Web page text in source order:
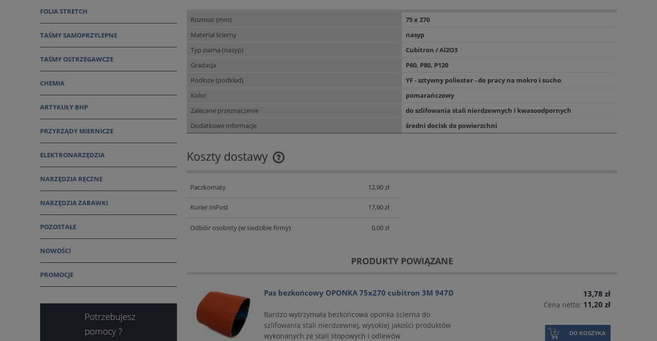
FOLIA STRETCH
TAŚMY SAMOPRZYLEPNE
TAŚMY OSTRZEGAWCZE
CHEMIA
ARTYKUŁY BHP
PRZYRZĄDY MIERNICZE
ELEKTRONARZĘDZIA
NARZĘDZIA RĘCZNE
NARZĘDZIA ZABAWKI
POZOSTAŁE
NOWOŚCI
PROMOCJE
Rozmiar (mm)
75 x 270
Materiał ścierny
nasyp
Typ ziarna (nasyp)
Cubitron / Al2O3
Gradacja
P60, P80, P120
Podłoże (podkład)
YF - sztywny poliester - do pracy na mokro i sucho
Kolor
pomarańczowy
Zalecane przeznaczenie
do szlifowania stali nierdzewnych i kwasoodpornych
Dodatkowe informacje
średni docisk do powierzchni
Koszty dostawy
Paczkomaty 12,90 zł
Kurier InPost 17,90 zł
Odbiór osobisty(w siedzibie firmy) 0,00 zł
PRODUKTY POWIĄZANE
Pas bezkońcowy OPONKA 75x270 cubitron 3M 947D
Bardzo wytrzymała bezkońcowa oponka ścierna do
szlifowania stali nierdzewnej, wysokiej jakości produktów
wykonanych ze stali stopowych i odlewów
13,78 zł
Cena netto: 11,20 zł
DO KOSZYKA